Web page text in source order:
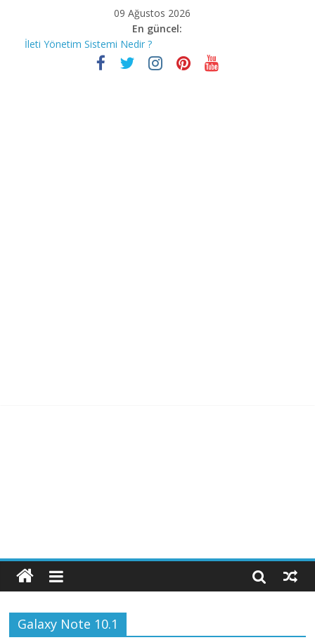
09 Ağustos 2026
En güncel:
İleti Yönetim Sistemi Nedir ?
Bilgisayar korsanları Covid-19’un mağdurlarını nasıl avlıyor?
Stephen Hawking
Galaxy Note 10.1